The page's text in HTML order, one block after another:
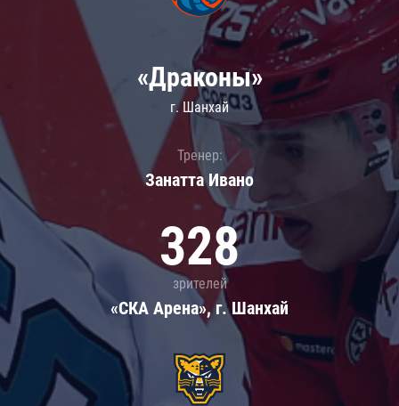
«Драконы»
г. Шанхай
Тренер:
Занатта Иванo
328
зрителей
«СКА Арена», г. Шанхай